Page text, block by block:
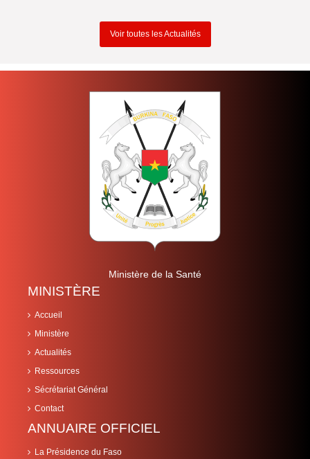
Voir toutes les Actualités
Ministère de la Santé
MINISTÈRE
Accueil
Ministère
Actualités
Ressources
Sécrétariat Général
Contact
ANNUAIRE OFFICIEL
La Présidence du Faso